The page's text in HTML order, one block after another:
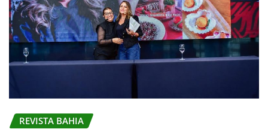
REVISTA BAHIA